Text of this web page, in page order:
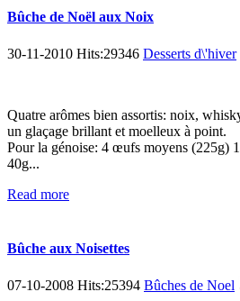
Bûche de Noël aux Noix
30-11-2010 Hits:29346 Desserts d\'hiver
Quatre arômes bien assortis: noix,
un glaçage brillant et moelleux à point.
Pour la génoise: 4 œufs moyens (225g)
40g...
Read more
Bûche aux Noisettes
07-10-2008 Hits:25394 Bûches de Noel